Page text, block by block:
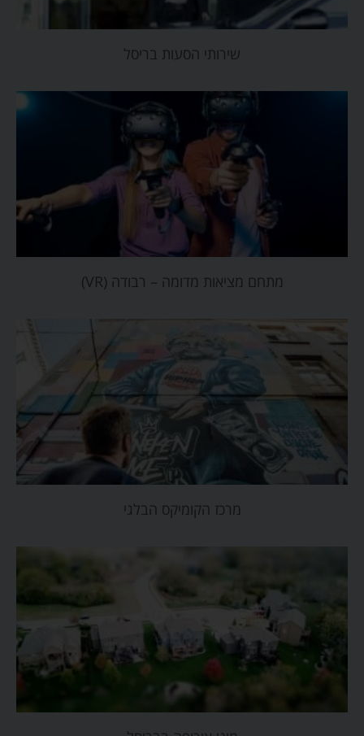
שירותי הסעות בריסל
מתחם מציאות מדומה – רבודה (VR)
מרכז הקומיקס הבלגי